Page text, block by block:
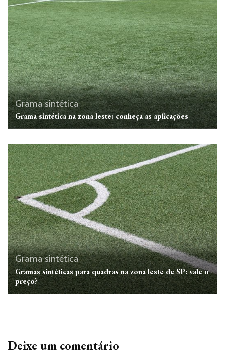
Grama sintética
Grama sintética na zona leste: conheça as aplicações
Grama sintética
Gramas sintéticas para quadras na zona leste de SP: vale o
preço?
Deixe um comentário